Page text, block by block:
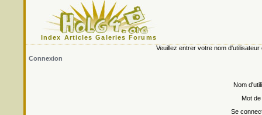
Index Articles Galeries Forums
Veuillez entrer votre nom
Connexion
Nom
Mot
Se